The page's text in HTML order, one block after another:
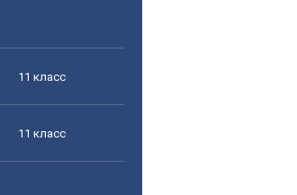
11 класс
11 класс